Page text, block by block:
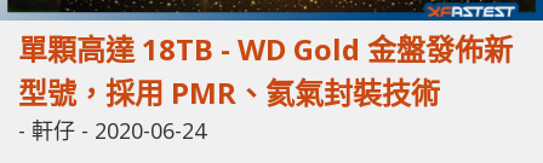
單顆高達 18TB - WD Gold 金盤發佈新
型號，採用 PMR、氦氣封裝技術
- 軒仔 - 2020-06-24